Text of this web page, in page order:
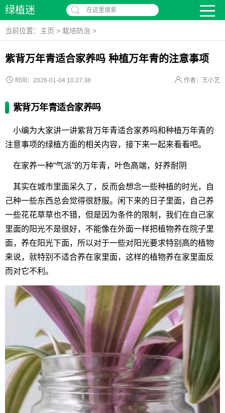
绿植迷 在这里搜索
当前位置： 主页 > 栽培防治 >
紫背万年青适合家养吗 种植万年青的注意事项
时间：2026-01-04 10:27:38 作者：王小艺
紫背万年青适合家养吗
小编为大家讲一讲紫背万年青适合家养吗和种植万年青的
注意事项的绿植方面的相关内容，接下来一起来看看吧。
在家养一种“气派”的万年青，叶色高端，好养耐阴
其实在城市里面呆久了，反而会想念一些种植的时光，自
己种一些东西总会觉得很舒服。闲下来的日子里面，自己养
一些花花草草也不错，但是因为条件的限制，我们在自己家
里面的阳光不是很好，不能像在外面一样把植物养在院子里
面，养在阳光下面，所以对于一些对阳光要求特别高的植物
来说，就特别不适合养在家里面，这样的植物养在家里面反
而对它不利。